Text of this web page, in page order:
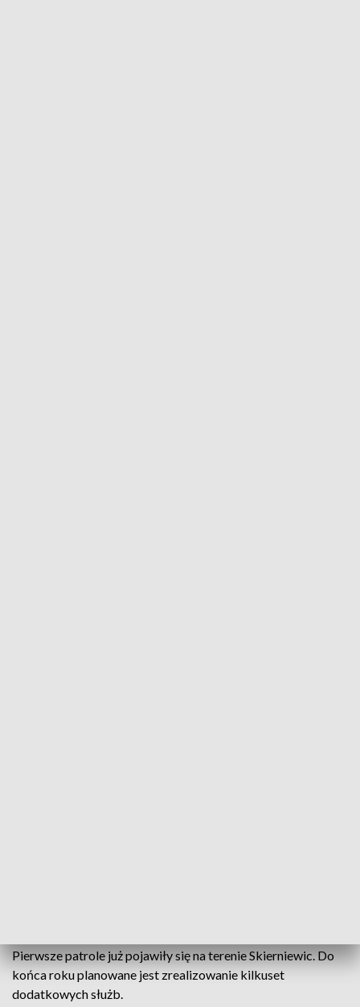
Pierwsze patrole już pojawiły się na terenie Skierniewic. Do
końca roku planowane jest zrealizowanie kilkuset
dodatkowych służb.